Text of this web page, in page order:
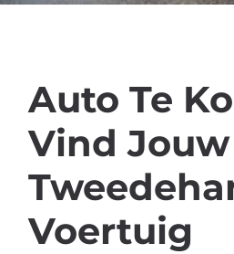
Auto Te
Vind
Voertuig